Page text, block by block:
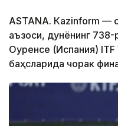
ASTANА. Кazinform —
аъзоси, дунёнинг
Оуренсе (Испания) ITF
баҳсларида чорак